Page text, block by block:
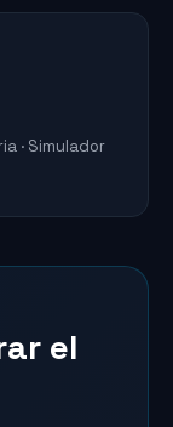
· Simulador
el